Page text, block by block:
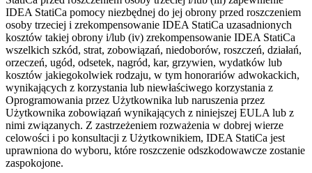
IDEA StatiCa pomocy niezbędnej do jej obrony przed roszczeniem
osoby trzeciej i zrekompensowanie IDEA StatiCa uzasadnionych
kosztów takiej obrony i/lub (iv) zrekompensowanie IDEA StatiCa
wszelkich szkód, strat, zobowiązań, niedoborów, roszczeń, działań,
orzeczeń, ugód, odsetek, nagród, kar, grzywien, wydatków lub
kosztów jakiegokolwiek rodzaju, w tym honorariów adwokackich,
wynikających z korzystania lub niewłaściwego korzystania z
Oprogramowania przez Użytkownika lub naruszenia przez
Użytkownika zobowiązań wynikających z niniejszej EULA lub z
nimi związanych. Z zastrzeżeniem rozważenia w dobrej wierze
celowości i po konsultacji z Użytkownikiem, IDEA StatiCa jest
uprawniona do wyboru, które roszczenie odszkodowawcze zostanie
zaspokojone.